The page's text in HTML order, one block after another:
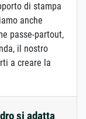
di stampa
anche
passe-partout,
il nostro
a creare la
si adatta